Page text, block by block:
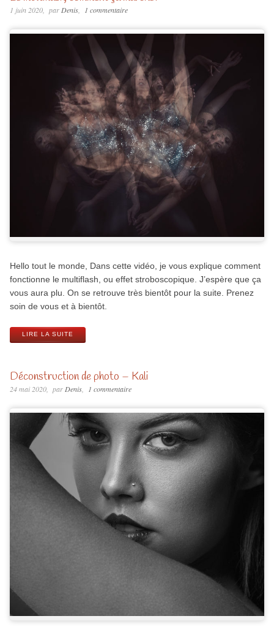
1 juin 2020 par Denis 1 commentaire
Hello tout le monde, Dans cette vidéo, je vous explique comment
fonctionne le multiflash, ou effet stroboscopique. J’espère que ça
vous aura plu. On se retrouve très bientôt pour la suite. Prenez
soin de vous et à bientôt.
LIRE LA SUITE
Déconstruction de photo – Kali
24 mai 2020 par Denis 1 commentaire